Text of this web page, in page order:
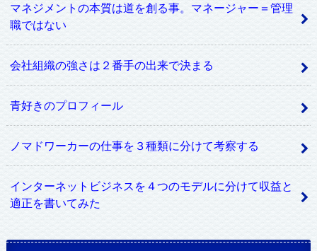
マネジメントの本質は道を創る事。マネージャー＝管理
職ではない
会社組織の強さは２番手の出来で決まる
青好きのプロフィール
ノマドワーカーの仕事を３種類に分けて考察する
インターネットビジネスを４つのモデルに分けて収益と
適正を書いてみた